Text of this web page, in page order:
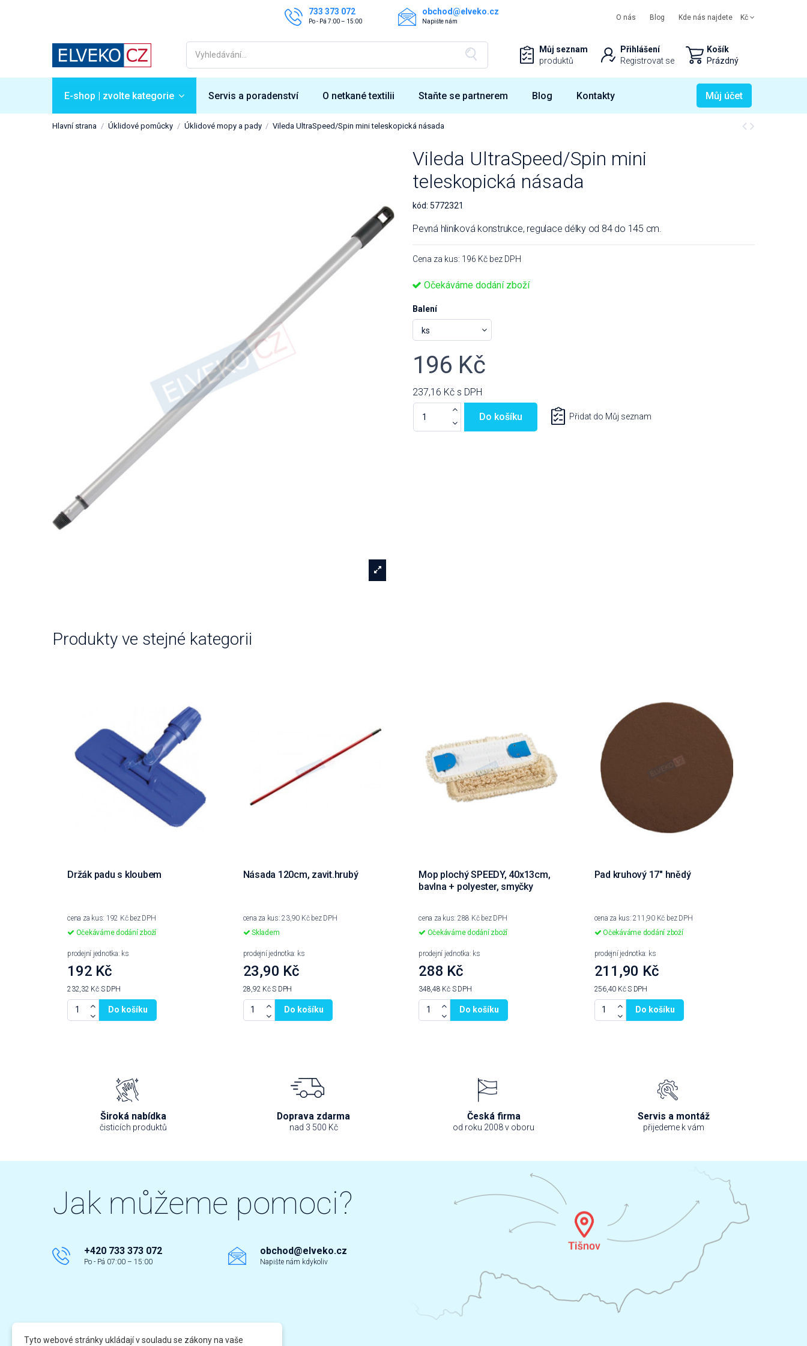
733 373 072
Po - Pá 7:00 – 15:00
obchod@elveko.cz
Napište nám O nás Blog Kde nás najdete Kč
Můj seznam
produktů
Přihlášení
Registrovat se
Košík
Prázdný
E-shop | zvolte kategorie Servis a poradenství O netkané textilii Staňte se partnerem Blog Kontakty Můj účet
Hlavní strana Úklidové pomůcky Úklidové mopy a pady Vileda UltraSpeed/Spin mini teleskopická násada
Vileda UltraSpeed/Spin mini
teleskopická násada
kód: 5772321
Pevná hliníková konstrukce, regulace délky od 84 do 145 cm.
Cena za kus: 196 Kč bez DPH
Očekáváme dodání zboží
Balení
196 Kč
237,16 Kč s DPH
Do košíku Přidat do Můj seznam
Produkty ve stejné kategorii
Držák padu s kloubem
cena za kus: 192 Kč bez DPH
Očekáváme dodání zboží
prodejní jednotka: ks
192 Kč
232,32 Kč S DPH
Do košíku
Násada 120cm, zavit.hrubý
cena za kus: 23,90 Kč bez DPH
Skladem
prodejní jednotka: ks
23,90 Kč
28,92 KčS DPH
Do košíku
Mop plochý SPEEDY, 40x13cm,
bavlna + polyester, smyčky
cena za kus: 288 Kč bez DPH
Očekáváme dodání zboží
prodejní jednotka: ks
288 Kč
348,48 Kč S DPH
Do košíku
Pad kruhový 17" hnědý
cena za kus: 211,90 Kč bez DPH
Očekáváme dodání zboží
prodejní jednotka: ks
211,90 Kč
256,40 KčS DPH
Do košíku
Široká nabídka
čisticích produktů
Doprava zdarma
nad 3 500 Kč
Česká firma
od roku 2008 v oboru
Servis a montáž
přijedeme k vám
Jak můžeme pomoci?
+420 733 373 072
Po - Pá 07:00 – 15:00
obchod@elveko.cz
Napište nám kdykoliv
Tyto webové stránky ukládají v souladu se zákony na vaše